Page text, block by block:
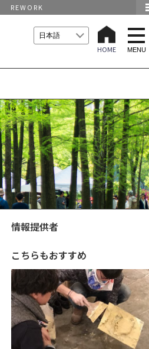
REWORK
HOME
t
o
g
l
v
i
g
a
t
i
o
n
MENU
情報提供者
こちらもおすすめ